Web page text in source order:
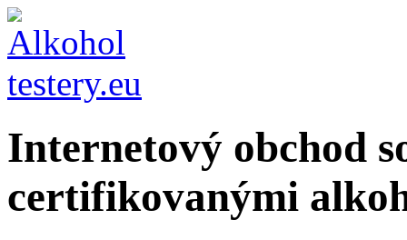
Internetový obchod
certifikovanými